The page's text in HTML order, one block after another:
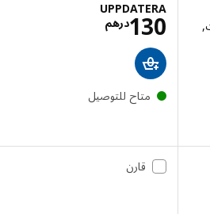
UPPDATERA
درهم130 الاسعار درهم
متاح للتوصيل
قارن